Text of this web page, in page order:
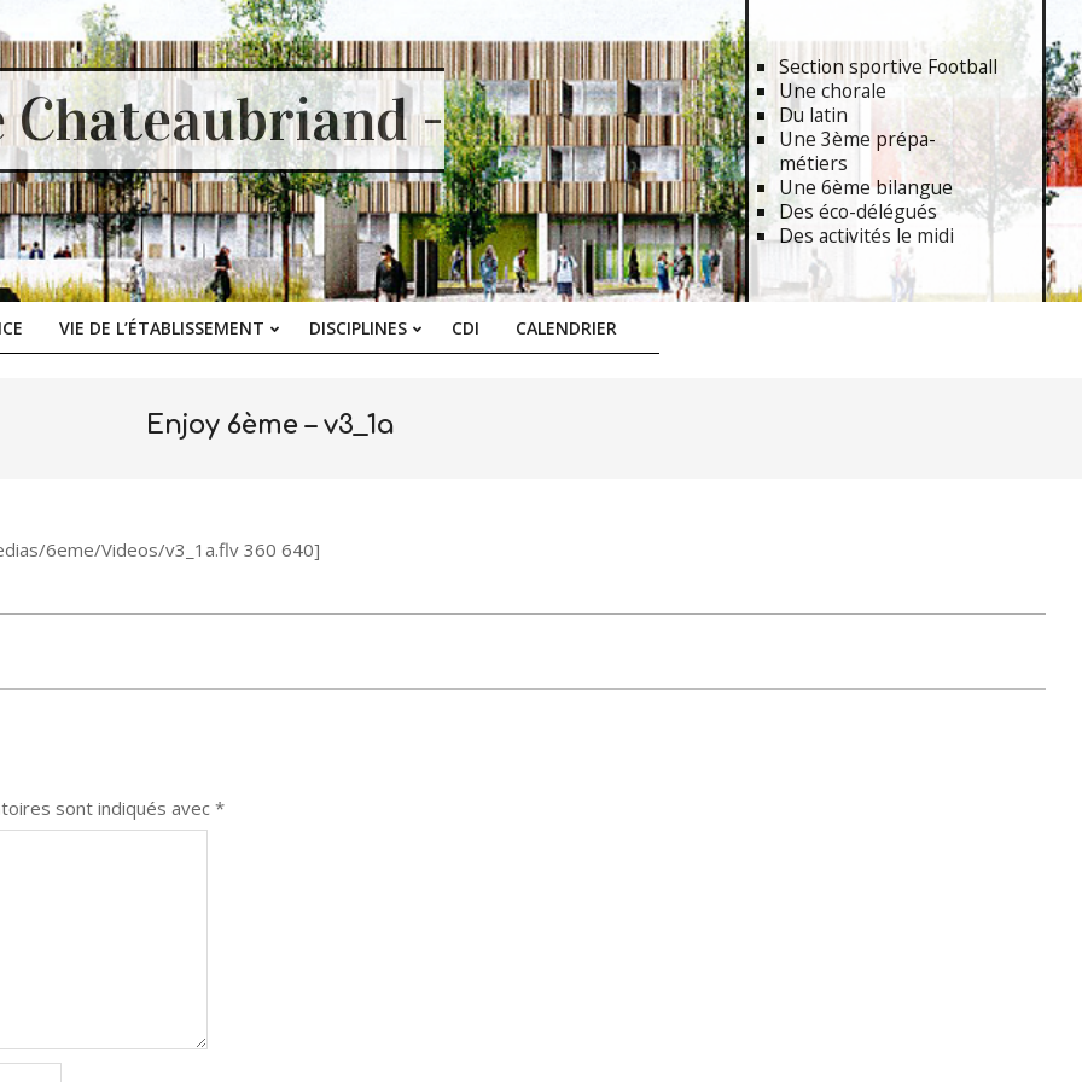
Chateaubriand -
Section sportive Football
Une chorale
Du latin
Une 3ème prépa-
métiers
Une 6ème bilangue
Des éco-délégués
Des activités le midi
Primary
VIE DE L’ÉTABLISSEMENT DISCIPLINES CDI CALENDRIER
Enjoy 6ème – v3_1a
6eme/Videos/v3_1a.flv 360 640]
sont indiqués avec*